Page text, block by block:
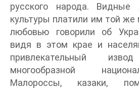
русского народа. Видные
культуры платили им той же
любовью говорили об
видя в этом крае и
привлекательный
многообразной
Малороссы, казаки,